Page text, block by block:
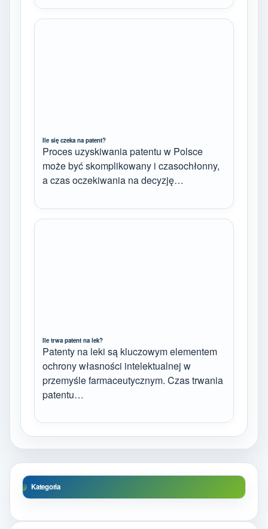
Ile się czeka na patent?
Proces uzyskiwania patentu w Polsce
może być skomplikowany i czasochłonny,
a czas oczekiwania na decyzję…
Ile trwa patent na lek?
Patenty na leki są kluczowym elementem
ochrony własności intelektualnej w
przemyśle farmaceutycznym. Czas trwania
patentu…
Kategoria